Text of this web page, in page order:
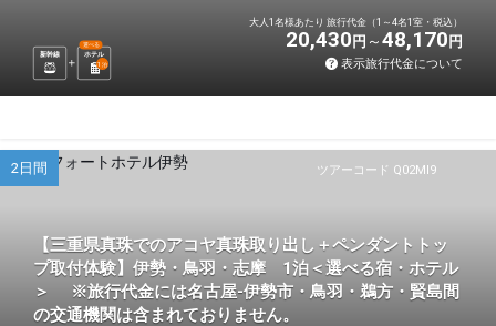
新幹線 ホテル
選べる
1 泊
大人1名様あたり 旅行代金（1～4名1室・税込）
20,430 円 48,170 円
表示旅行代金について
ツアーコード Q02MI9
2日間
【三重県真珠でのアコヤ真珠取り出し＋ペンダントトッ
プ取付体験】伊勢・鳥羽・志摩 1泊＜選べる宿・ホテル
＞ ※旅行代金には名古屋-伊勢市・鳥羽・鵜方・賢島間
の交通機関は含まれておりません。